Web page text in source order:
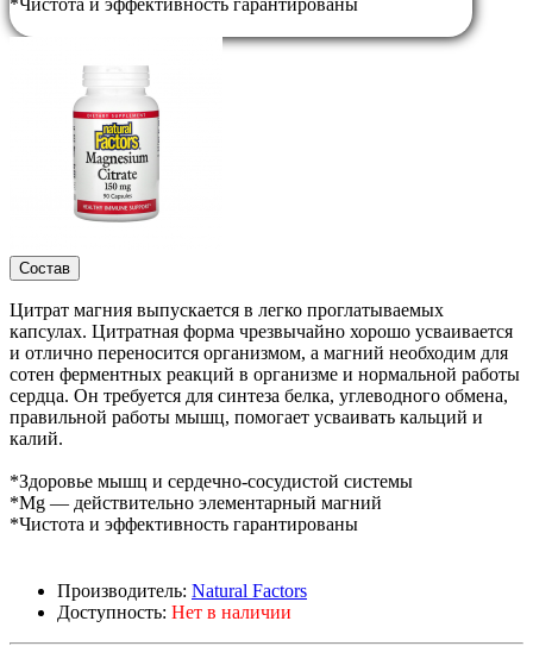
Состав
Цитрат магния выпускается в легко проглатываемых
капсулах. Цитратная форма чрезвычайно хорошо усваивается
и отлично переносится организмом, а магний необходим для
сотен ферментных реакций в организме и нормальной работы
сердца. Он требуется для синтеза белка, углеводного обмена,
правильной работы мышц, помогает усваивать кальций и
калий.
*Здоровье мышц и сердечно-сосудистой системы
*Mg — действительно элементарный магний
*Чистота и эффективность гарантированы
Производитель: Natural Factors
Доступность: Нет в наличии